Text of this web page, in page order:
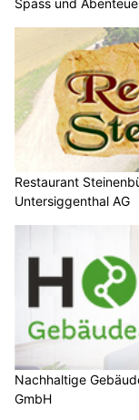
Restaurant
Untersiggenthal AG
Nachhaltige
GmbH